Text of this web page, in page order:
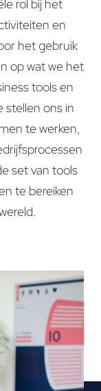
rol bij het
en
het gebruik
op wat we het
tools en
stellen ons in
te werken,
set van tools
te bereiken